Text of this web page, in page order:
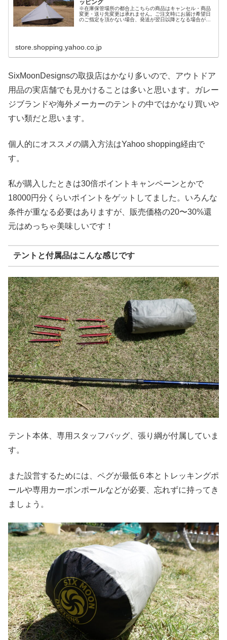
ッピング
※在庫保管場所の都合上こちらの商品はキャンセル・商品
変更・送り先変更は承れません。ご注文時にお届け希望日
のご指定を頂かない場合、発送が翌日以降となる場合がご
store.shopping.yahoo.co.jp
SixMoonDesignsの取扱店はかなり多いので、アウトドア
用品の実店舗でも見かけることは多いと思います。ガレー
ジブランドや海外メーカーのテントの中ではかなり買いや
すい類だと思います。
個人的にオススメの購入方法はYahoo shopping経由で
す。
私が購入したときは30倍ポイントキャンペーンとかで
18000円分くらいポイントをゲットしてました。いろんな
条件が重なる必要はありますが、販売価格の20〜30%還
元はめっちゃ美味しいです！
テントと付属品はこんな感じです
テント本体、専用スタッフバッグ、張り綱が付属していま
す。
また設営するためには、ペグが最低６本とトレッキングポ
ールや専用カーボンポールなどが必要、忘れずに持ってき
ましょう。